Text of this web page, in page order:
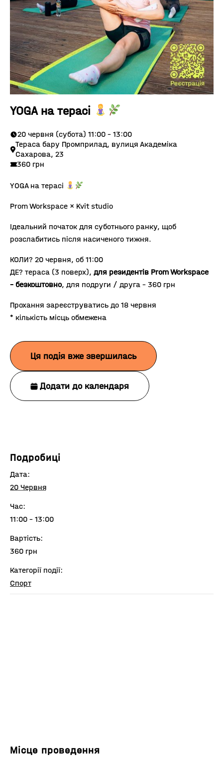
YOGA на терасі
20 червня (субота) 11:00 - 13:00
Тераса бару Промприлад, вулиця Академіка
Сахарова, 23
360 грн
YOGA на терасі
Prom Workspace × Kvit studio
Ідеальний початок для суботнього ранку, щоб
розслабитись після насиченого тижня.
КОЛИ? 20 червня, об 11:00
ДЕ? тераса (3 поверх), для резидентів Prom Workspace
– безкоштовно, для подруги / друга – 360 грн
Прохання зареєструватись до 18 червня
* кількість місць обмежена
Ця подія вже звершилась
Додати до календаря
Подробиці
Дата:
20 Червня
Час:
11:00 - 13:00
Вартість:
360 грн
Категорії події:
Спорт
Місце проведення